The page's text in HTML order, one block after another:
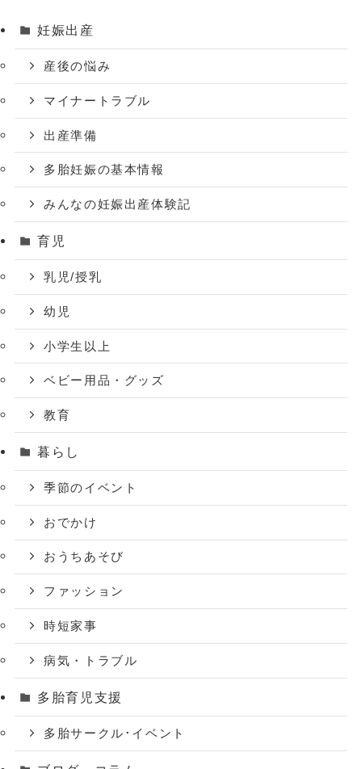
妊娠出産
産後の悩み
マイナートラブル
出産準備
多胎妊娠の基本情報
みんなの妊娠出産体験記
育児
乳児/授乳
幼児
小学生以上
ベビー用品・グッズ
教育
暮らし
季節のイベント
おでかけ
おうちあそび
ファッション
時短家事
病気・トラブル
多胎育児支援
多胎サークル･イベント